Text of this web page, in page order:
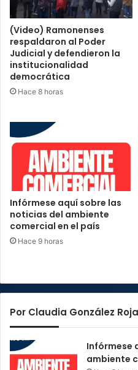
(Video) Ramonenses
respaldaron al Poder
Judicial y defendieron la
institucionalidad
democrática
Hace 8 horas
Infórmese aquí sobre las
noticias del ambiente
comercial en el país
Hace 9 horas
Por Claudia González
Infórmese
ambiente